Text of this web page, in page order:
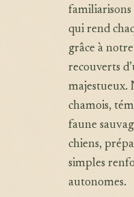
familiarisons
qui rend
grâce à
recouverts
majestueux.
chamois,
faune
chiens,
simples
autonomes.